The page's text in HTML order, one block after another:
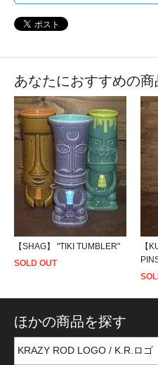
あなたにおすすめの商
【SHAG】 "TIKI TUMBLER"
SOLD OUT
【
ほかの商品を探す